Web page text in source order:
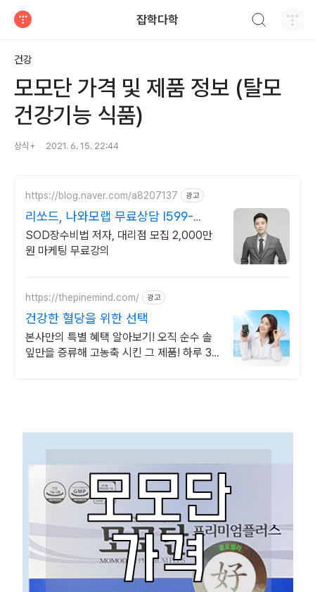
잡학다학
건강
모모단 가격 및 제품 정보 (탈모
건강기능 식품)
상식+ 2021. 6. 15. 22:44
https://blog.naver.com/a8207137 광고
리쏘드, 나와모랩 무료상담 l599-
6972
SOD장수비법 저자, 대리점 모집 2,000만
원 마케팅 무료강의
https://thepinemind.com/ 광고
건강한 혈당을 위한 선택
본사만의 특별 혜택 알아보기! 오직 순수 솔
잎만을 증류해 고농축 시킨 그 제품! 하루 3